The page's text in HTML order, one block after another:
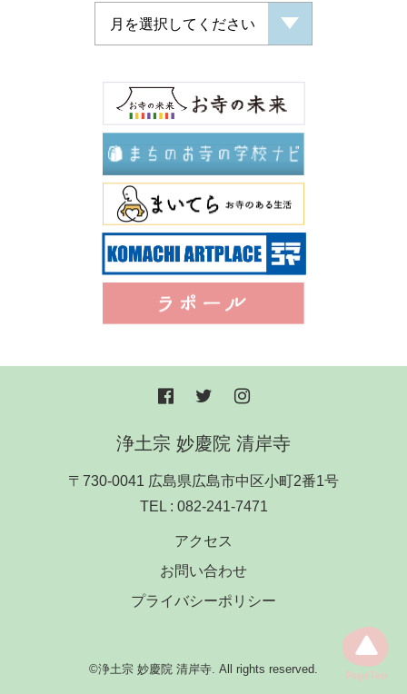
浄土宗 妙慶院 清岸寺
〒730-0041 広島県広島市中区小町2番1号
TEL : 082-241-7471
アクセス
お問い合わせ
プライバシーポリシー
©浄土宗 妙慶院 清岸寺. All rights reserved.